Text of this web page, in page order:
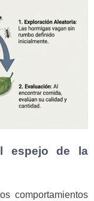
espejo de la
comportamientos